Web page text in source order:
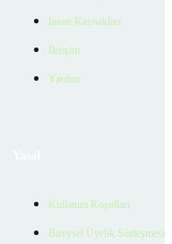
İnsan Kaynakları
İletişim
Yardım
Kullanım Koşulları
Bireysel Üyelik Sözleşmesi